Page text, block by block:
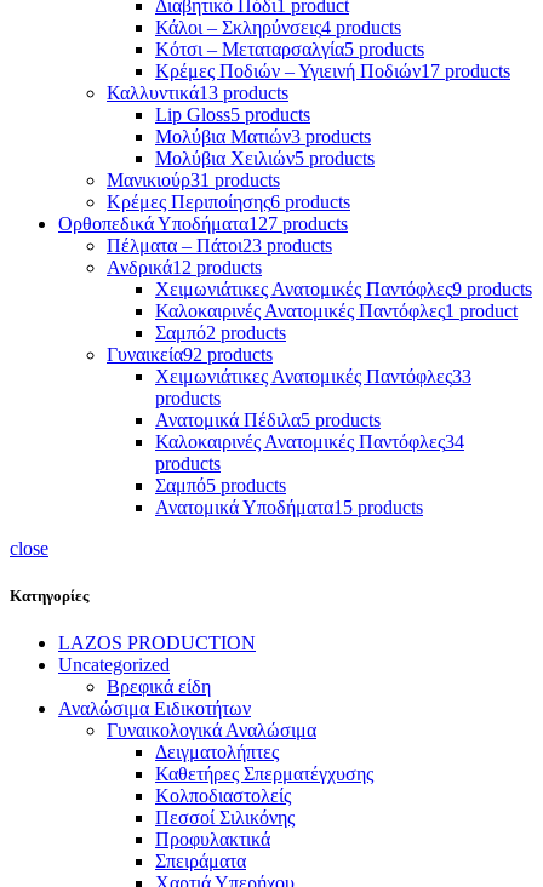
Διαβητικό Πόδι1 product
Κάλοι – Σκληρύνσεις4 products
Κότσι – Μεταταρσαλγία5 products
Κρέμες Ποδιών – Υγιεινή Ποδιών17 products
Καλλυντικά13 products
Lip Gloss5 products
Μολύβια Ματιών3 products
Μολύβια Χειλιών5 products
Μανικιούρ31 products
Κρέμες Περιποίησης6 products
Ορθοπεδικά Υποδήματα127 products
Πέλματα – Πάτοι23 products
Ανδρικά12 products
Χειμωνιάτικες Ανατομικές Παντόφλες9 products
Καλοκαιρινές Ανατομικές Παντόφλες1 product
Σαμπό2 products
Γυναικεία92 products
Χειμωνιάτικες Ανατομικές Παντόφλες33
products
Ανατομικά Πέδιλα5 products
Καλοκαιρινές Ανατομικές Παντόφλες34
products
Σαμπό5 products
Ανατομικά Υποδήματα15 products
close
Κατηγορίες
LAZOS PRODUCTION
Uncategorized
Βρεφικά είδη
Αναλώσιμα Ειδικοτήτων
Γυναικολογικά Αναλώσιμα
Δειγματολήπτες
Καθετήρες Σπερματέγχυσης
Κολποδιαστολείς
Πεσσοί Σιλικόνης
Προφυλακτικά
Σπειράματα
Χαρτιά Υπερήχου